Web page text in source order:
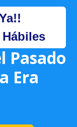
Pasado
Era